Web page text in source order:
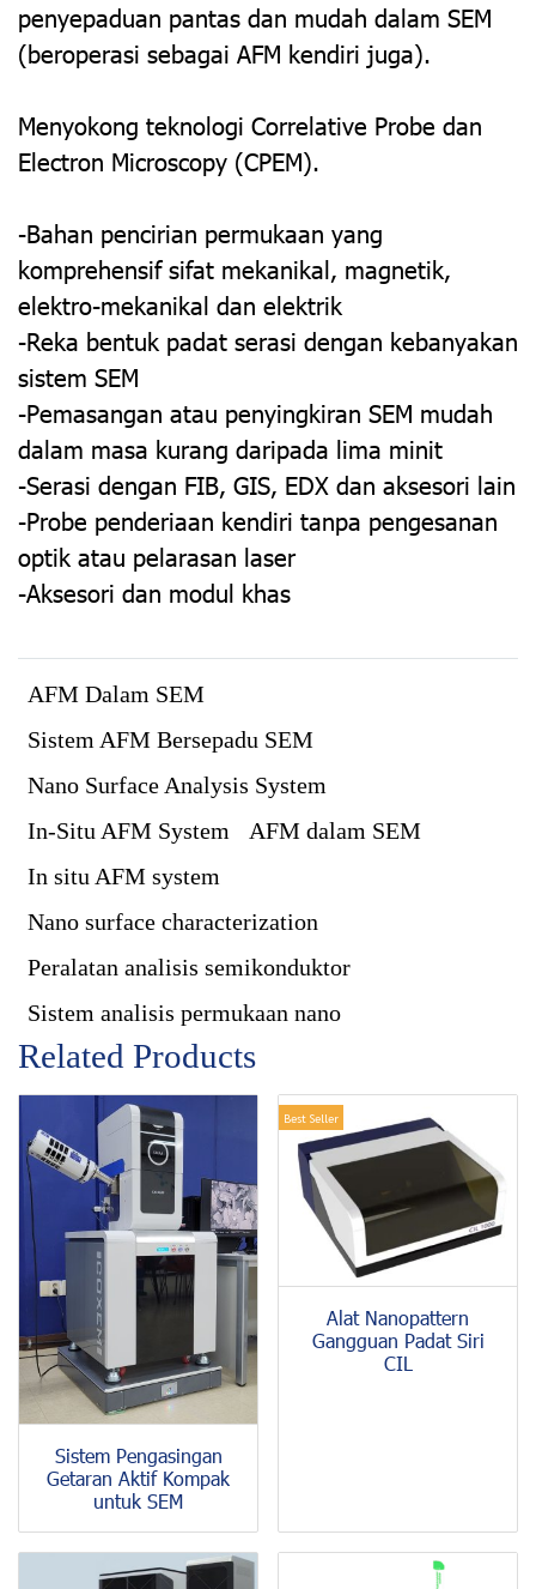
penyepaduan pantas dan mudah dalam SEM
(beroperasi sebagai AFM kendiri juga).
Menyokong teknologi Correlative Probe dan
Electron Microscopy (CPEM).
-Bahan pencirian permukaan yang
komprehensif sifat mekanikal, magnetik,
elektro-mekanikal dan elektrik
-Reka bentuk padat serasi dengan kebanyakan
sistem SEM
-Pemasangan atau penyingkiran SEM mudah
dalam masa kurang daripada lima minit
-Serasi dengan FIB, GIS, EDX dan aksesori lain
-Probe penderiaan kendiri tanpa pengesanan
optik atau pelarasan laser
-Aksesori dan modul khas
AFM Dalam SEM
Sistem AFM Bersepadu SEM
Nano Surface Analysis System
In-Situ AFM System
AFM dalam SEM
In situ AFM system
Nano surface characterization
Peralatan analisis semikonduktor
Sistem analisis permukaan nano
Related Products
Sistem Pengasingan
Getaran Aktif Kompak
untuk SEM
Best Seller
Alat Nanopattern
Gangguan Padat Siri
CIL